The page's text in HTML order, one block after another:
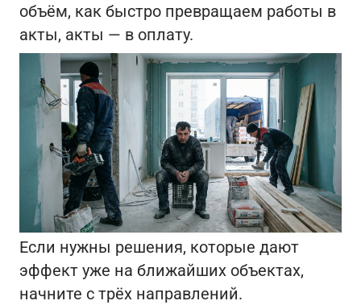
объём, как быстро превращаем работы в
акты, акты — в оплату.
Если нужны решения, которые дают
эффект уже на ближайших объектах,
начните с трёх направлений.